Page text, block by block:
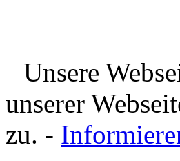
Unsere
unserer
zu. -